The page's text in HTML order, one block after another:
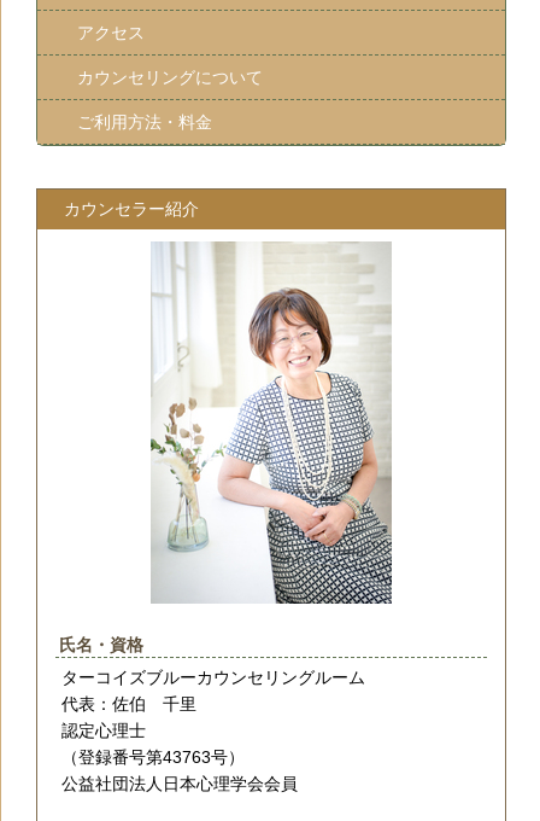
アクセス
カウンセリングについて
ご利用方法・料金
カウンセラー紹介
氏名・資格
ターコイズブルーカウンセリングルーム
代表：佐伯 千里
認定心理士
（登録番号第43763号）
公益社団法人日本心理学会会員